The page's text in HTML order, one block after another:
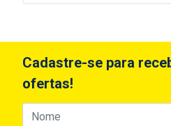
Cadastre-se para
ofertas!